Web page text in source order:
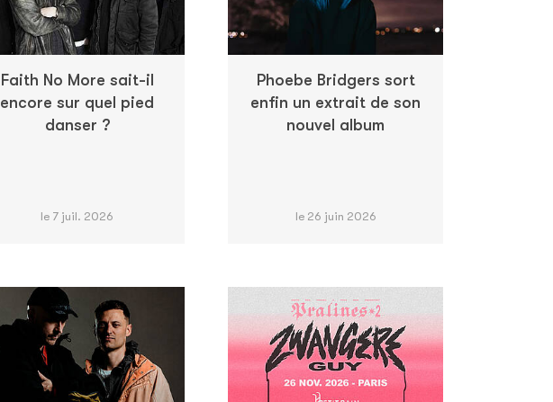
Faith No More sait-il
encore sur quel pied
danser ?
le 7 juil. 2026
Phoebe Bridgers sort
enfin un extrait de son
nouvel album
le 26 juin 2026